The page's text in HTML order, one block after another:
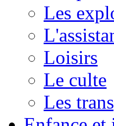
Les
Loisirs
Le culte
Les